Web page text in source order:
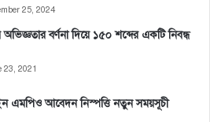
25, 2024
অভিজ্ঞতার বর্ণনা দিয়ে ১৫০ শব্দের একটি নিবন্ধ
23, 2021
এমপিও আবেদন নিস্পত্তি নতুন সময়সূচী